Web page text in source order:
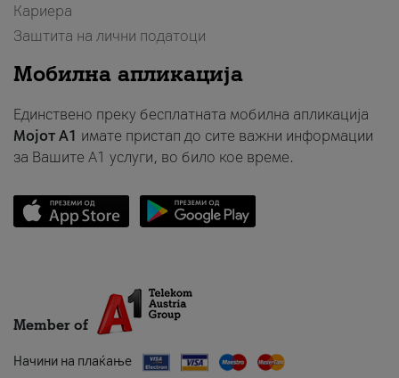
Кариера
Заштита на лични податоци
Мобилна апликација
Единствено преку бесплатната мобилна апликација
Мојот A1 имате пристап до сите важни информации
за Вашите A1 услуги, во било кое време.
Member of
Начини на плаќање